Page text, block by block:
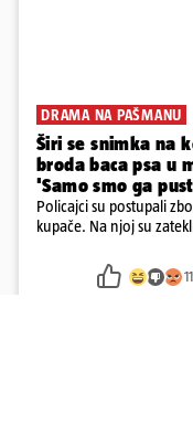
DRAMA NA PAŠMANU
Širi se snimka na
broda baca psa u
'Samo smo ga
Policajci su postupali
kupače. Na njoj su
ga uhitili, a psa je
11